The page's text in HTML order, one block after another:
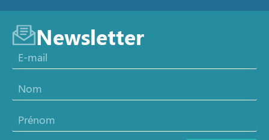
Newsletter